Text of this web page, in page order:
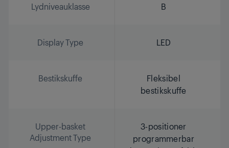
Lydniveauklasse B
Display Type LED
Bestikskuffe
Fleksibel
bestikskuffe
Upper-basket
Adjustment Type
3-positioner
programmerbar